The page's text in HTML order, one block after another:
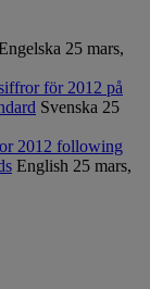
25 mars,
för 2012 på
Svenska 25
2012 following
English 25 mars,